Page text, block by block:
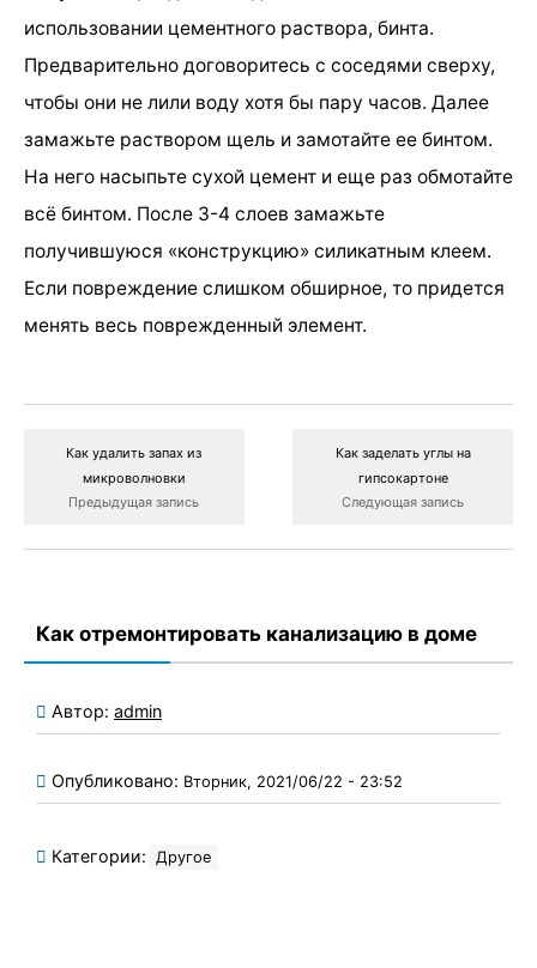
использовании цементного раствора, бинта.
Предварительно договоритесь с соседями сверху,
чтобы они не лили воду хотя бы пару часов. Далее
замажьте раствором щель и замотайте ее бинтом.
На него насыпьте сухой цемент и еще раз обмотайте
всё бинтом. После 3-4 слоев замажьте
получившуюся «конструкцию» силикатным клеем.
Если повреждение слишком обширное, то придется
менять весь поврежденный элемент.
Как удалить запах из
микроволновки
Предыдущая запись
Как заделать углы на
гипсокартоне
Следующая запись
Как отремонтировать канализацию в доме
Автор: admin
Опубликовано: Вторник, 2021/06/22 - 23:52
Категории: Другое